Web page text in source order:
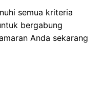
semua kriteria
bergabung
Anda sekarang